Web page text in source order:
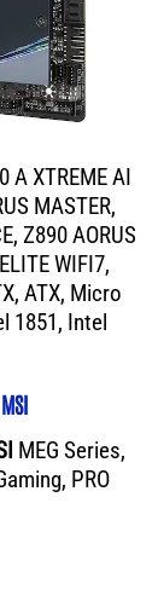
A XTREME AI
MASTER,
Z890 AORUS
WIFI7,
ATX, Micro
1851, Intel
MEG Series,
PRO